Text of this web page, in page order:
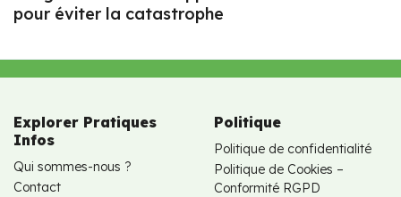
pour éviter la catastrophe
Explorer Pratiques
Infos
Qui sommes-nous ?
Contact
Politique
Politique de confidentialité
Politique de Cookies –
Conformité RGPD